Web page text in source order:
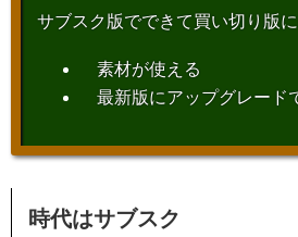
サブスク版でできて買い切り版
素材が使える
最新版にアップグレード
時代はサブスク